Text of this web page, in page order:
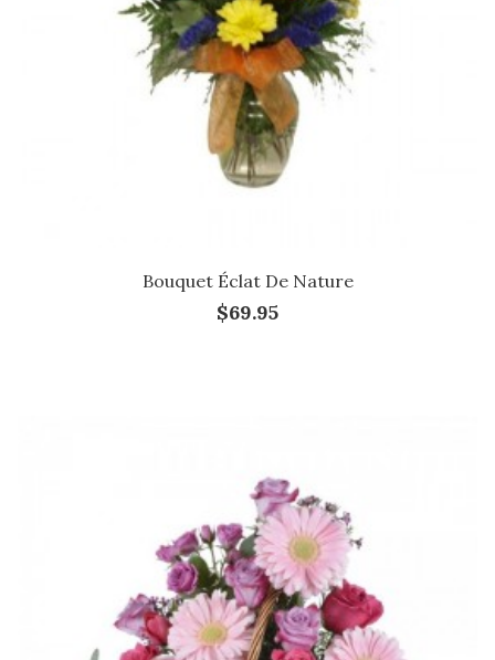
Bouquet Éclat De Nature
$69.95